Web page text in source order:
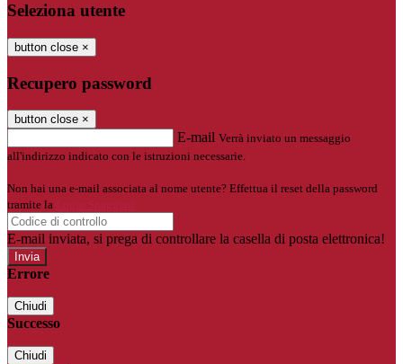
Seleziona utente
button close ×
Recupero password
button close ×
E-mail Verrà inviato un messaggio
all'indirizzo indicato con le istruzioni necessarie.
Non hai una e-mail associata al nome utente? Effettua il reset della password
tramite la
Login Spaggiari
E-mail inviata, si prega di controllare la casella di posta elettronica!
Errore
Chiudi
Successo
Chiudi